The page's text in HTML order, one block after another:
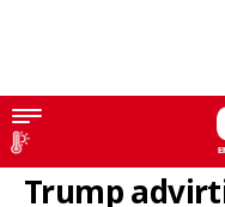
Venezuela
Trump